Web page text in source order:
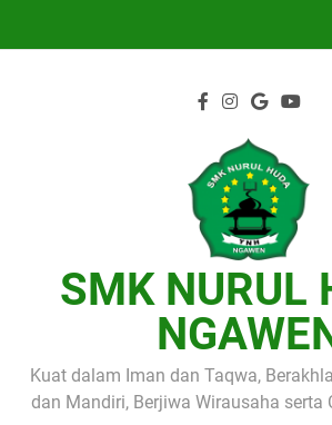
SMK NURUL
Kuat dalam Iman dan Taqwa,
dan Mandiri, Berjiwa Wirausaha serta